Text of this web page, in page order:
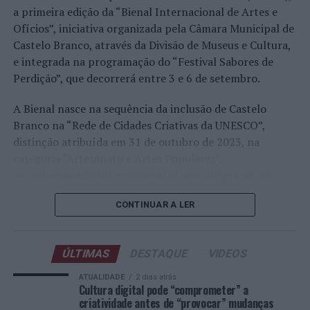
Faria, Henrique Rocha, Frederico Ferreira Silva, Tiago
Pereira e Tiago Torres integraram o quadro principal,
beneficiando, de igual modo, da reorganização dos wild
cards após as entradas diretas de alguns jogadores.
Entre os portugueses, Tiago Torres e Jaime Faria
protagonizaram as melhores campanhas da edição,
ambos alcançando os quartos de final. Torres assinou
um dos resultados mais marcantes do torneio ao
neerlandês Botic van de Zandschulp, alcançando
também os quartos de final, onde acabou eliminado pelo
italiano Luciano Darderi, num encontro decidido em três
a primeira edição da “Bienal Internacional de Artes e
Ofícios”, iniciativa organizada pela Câmara Municipal de
Castelo Branco, através da Divisão de Museus e Cultura,
e integrada na programação do “Festival Sabores de
Perdição”, que decorrerá entre 3 e 6 de setembro.
A Bienal nasce na sequência da inclusão de Castelo
Branco na “Rede de Cidades Criativas da UNESCO”,
distinção atribuída em 31 de outubro de 2023, na
“valor patrimonial, artístico e identitário” do “Bordado
de Castelo Branco”, uma das manifestações mais
da identidade albicastrense.
Ao longo de dois dias, especialistas nacionais e
internacionais, investigadores, artesãos, representantes
institucionais, organismos públicos, instituições de
CONTINUAR A LER
ÚLTIMAS
ATUALIDADE 2 dias atrás
Cultura digital pode “comprometer” a
criatividade antes de “provocar” mudanças